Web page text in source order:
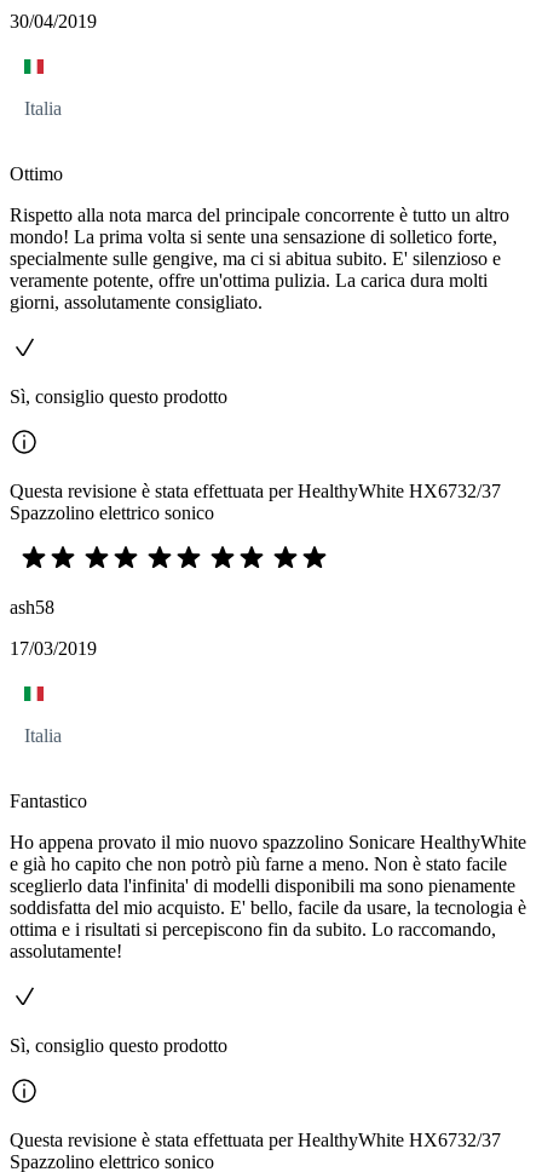
30/04/2019
Italia
Ottimo
Rispetto alla nota marca del principale concorrente è tutto un altro
mondo! La prima volta si sente una sensazione di solletico forte,
specialmente sulle gengive, ma ci si abitua subito. E' silenzioso e
veramente potente, offre un'ottima pulizia. La carica dura molti
giorni, assolutamente consigliato.
Sì, consiglio questo prodotto
Questa revisione è stata effettuata per HealthyWhite HX6732/37
Spazzolino elettrico sonico
ash58
17/03/2019
Italia
Fantastico
Ho appena provato il mio nuovo spazzolino Sonicare HealthyWhite
e già ho capito che non potrò più farne a meno. Non è stato facile
sceglierlo data l'infinita' di modelli disponibili ma sono pienamente
soddisfatta del mio acquisto. E' bello, facile da usare, la tecnologia è
ottima e i risultati si percepiscono fin da subito. Lo raccomando,
assolutamente!
Sì, consiglio questo prodotto
Questa revisione è stata effettuata per HealthyWhite HX6732/37
Spazzolino elettrico sonico